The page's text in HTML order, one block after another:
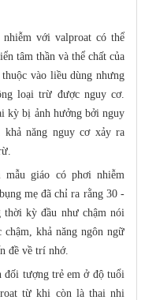
với valproat có thể
tâm thần và thể chất của
vào liều dùng nhưng
loại trừ được nguy cơ.
kỳ bị ảnh hưởng bởi nguy
năng nguy cơ xảy ra
giáo có phơi nhiễm
mẹ đã chỉ ra rằng 30 -
kỳ đầu như chậm nói
khả năng ngôn ngữ
đề về trí nhớ.
tượng trẻ em ở độ tuổi
từ khi còn là thai nhi